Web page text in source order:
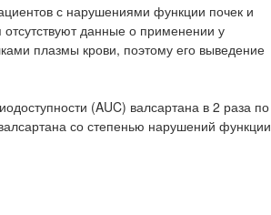
с нарушениями функции почек и
данные о применении у
плазмы крови, поэтому его выведение
(AUC) валсартана в 2 раза по
со степенью нарушений функции